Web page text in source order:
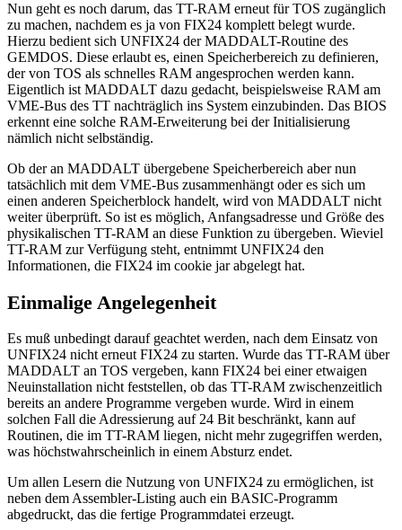
Nun geht es noch darum, das TT-RAM erneut für TOS zugänglich
zu machen, nachdem es ja von FIX24 komplett belegt wurde.
Hierzu bedient sich UNFIX24 der MADDALT-Routine des
GEMDOS. Diese erlaubt es, einen Speicherbereich zu definieren,
der von TOS als schnelles RAM angesprochen werden kann.
Eigentlich ist MADDALT dazu gedacht, beispielsweise RAM am
VME-Bus des TT nachträglich ins System einzubinden. Das BIOS
erkennt eine solche RAM-Erweiterung bei der Initialisierung
nämlich nicht selbständig.
Ob der an MADDALT übergebene Speicherbereich aber nun
tatsächlich mit dem VME-Bus zusammenhängt oder es sich um
einen anderen Speicherblock handelt, wird von MADDALT nicht
weiter überprüft. So ist es möglich, Anfangsadresse und Größe des
physikalischen TT-RAM an diese Funktion zu übergeben. Wieviel
TT-RAM zur Verfügung steht, entnimmt UNFIX24 den
Informationen, die FIX24 im cookie jar abgelegt hat.
Einmalige Angelegenheit
Es muß unbedingt darauf geachtet werden, nach dem Einsatz von
UNFIX24 nicht erneut FIX24 zu starten. Wurde das TT-RAM über
MADDALT an TOS vergeben, kann FIX24 bei einer etwaigen
Neuinstallation nicht feststellen, ob das TT-RAM zwischenzeitlich
bereits an andere Programme vergeben wurde. Wird in einem
solchen Fall die Adressierung auf 24 Bit beschränkt, kann auf
Routinen, die im TT-RAM liegen, nicht mehr zugegriffen werden,
was höchstwahrscheinlich in einem Absturz endet.
Um allen Lesern die Nutzung von UNFIX24 zu ermöglichen, ist
neben dem Assembler-Listing auch ein BASIC-Programm
abgedruckt, das die fertige Programmdatei erzeugt.